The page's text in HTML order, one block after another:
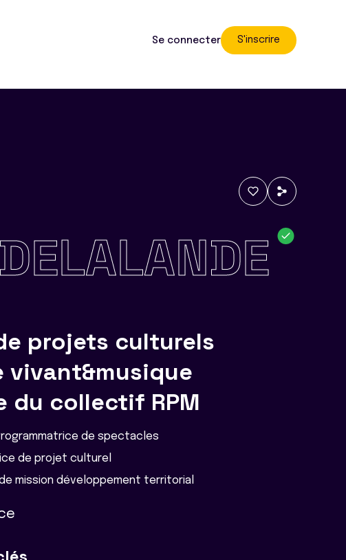
Se connecter S'inscrire
projets culturels
vivant&musique
du collectif RPM
de spectacles
de projet culturel
mission développement territorial